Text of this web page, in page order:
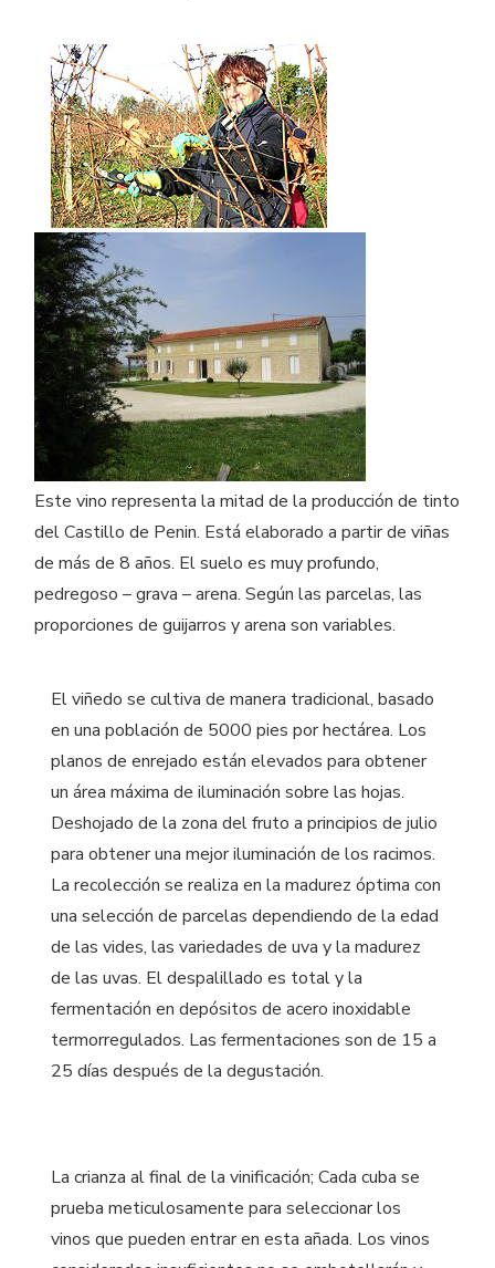
Este vino representa la mitad de la producción de tinto
del Castillo de Penin. Está elaborado a partir de viñas
de más de 8 años. El suelo es muy profundo,
pedregoso – grava – arena. Según las parcelas, las
proporciones de guijarros y arena son variables.
El viñedo se cultiva de manera tradicional, basado
en una población de 5000 pies por hectárea. Los
planos de enrejado están elevados para obtener
un área máxima de iluminación sobre las hojas.
Deshojado de la zona del fruto a principios de julio
para obtener una mejor iluminación de los racimos.
La recolección se realiza en la madurez óptima con
una selección de parcelas dependiendo de la edad
de las vides, las variedades de uva y la madurez
de las uvas. El despalillado es total y la
fermentación en depósitos de acero inoxidable
termorregulados. Las fermentaciones son de 15 a
25 días después de la degustación.
La crianza al final de la vinificación; Cada cuba se
prueba meticulosamente para seleccionar los
vinos que pueden entrar en esta añada. Los vinos